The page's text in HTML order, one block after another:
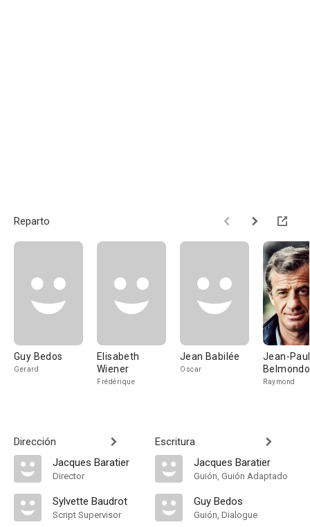
Reparto
Guy Bedos
Gerard
Elisabeth
Wiener
Frédérique
Jean Babilée
Oscar
Jean-Paul
Belmondo
Raymond
Dirección
Jacques Baratier
Director
Sylvette Baudrot
Script Supervisor
Escritura
Jacques Baratier
Guión, Guión Adaptado
Guy Bedos
Guión, Dialogue